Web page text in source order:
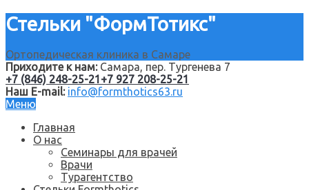
Стельки "ФормТотикс"
Ортопедическая клиника в Самаре
Приходите к нам:Самара, пер. Тургенева 7
+7 (846) 248-25-21 +7 927 208-25-21
Наш E-mail: info@formthotics63.ru
Меню
Главная
О нас
Семинары для врачей
Врачи
Турагентство